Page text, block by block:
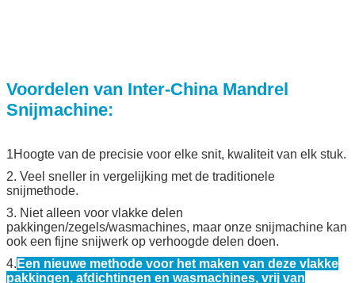
Voordelen van Inter-China Mandrel
Snijmachine:
1Hoogte van de precisie voor elke snit, kwaliteit van elk stuk.
2. Veel sneller in vergelijking met de traditionele
snijmethode.
3. Niet alleen voor vlakke delen
pakkingen/zegels/wasmachines, maar onze snijmachine kan
ook een fijne snijwerk op verhoogde delen doen.
4. Een nieuwe methode voor het maken van deze vlakke
pakkingen, afdichtingen en wasmachines, vrij van